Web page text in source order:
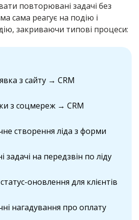
повторювані задачі без
сама реагує на подію і
закриваючи типові процеси:
з сайту → CRM
з соцмереж → CRM
створення ліда з форми
задачі на передзвін по ліду
оновлення для клієнтів
нагадування про оплату